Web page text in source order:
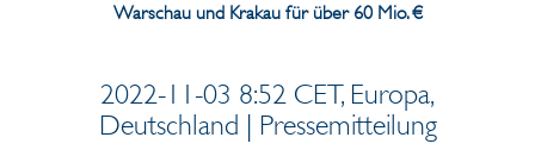
Warschau und Krakau für über 60 Mio. €
2022-11-03 8:52 CET, Europa,
Deutschland | Pressemitteilung